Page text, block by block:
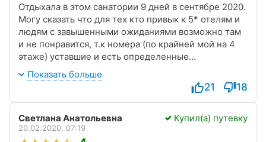
Отдыхала в этом санатории 9 дней в сентябре 2020.
Могу сказать что для тех кто привык к 5* отелям и
людям с завышенными ожиданиями возможно там
и не понравится, т.к номера (по крайней мой на 4
этаже) уставшие и есть определенные
погрешности, но в номере довольно чисто, чистое
и новое постельное белье и полотенца, также в
номере был кондиционер, телевизор, посуда. Сам
санаторий утопает в зелени и имеет собственный
источник. Все процедуры кроме радоновых ванн
(есть трансфер) были на территории. Питание
Показать больше
21 18
Светлана Анатольевна Купил(а) путевку
20.02.2020, 07:19